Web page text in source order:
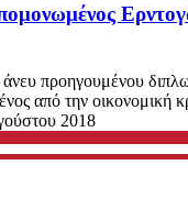
προηγουμένου
από την οικονομική
2018